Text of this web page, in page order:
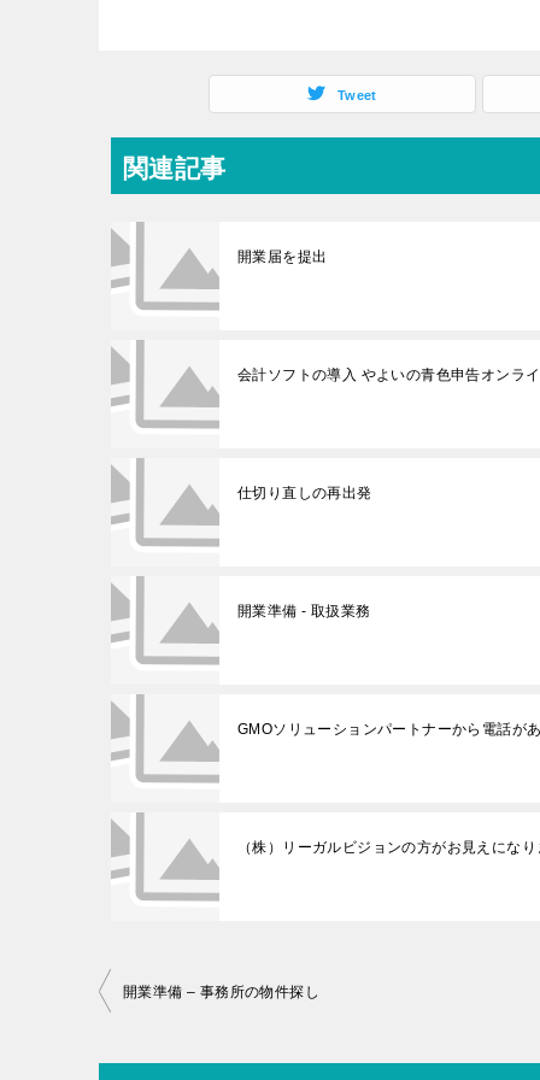
Tweet
関連記事
開業届を提出
会計ソフトの導入 やよいの青色申告オンラ
仕切り直しの再出発
開業準備 - 取扱業務
GMOソリューションパートナーから電話が
（株）リーガルビジョンの方がお見えにな
投
ナ
開業準備 – 事務所の物件探し